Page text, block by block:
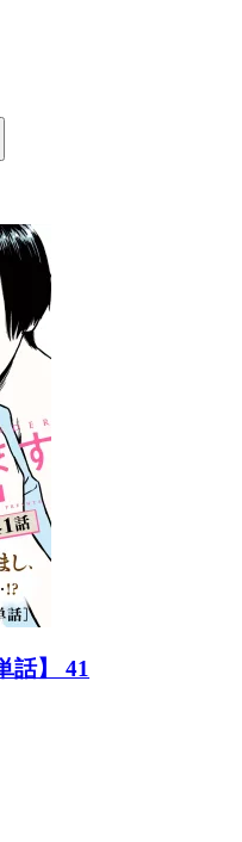
話】 41